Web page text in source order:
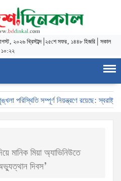
২০২৬ খ্রিস্টাব্দ| ২৫শে সফর, ১৪৪৮ হিজরি| সকাল
১০:২২
পরিস্থিতি সম্পূর্ণ নিয়ন্ত্রণে রয়েছে: স্বরাষ্ট্রমন্ত্রী
মানিক মিয়া অ্যাভিনিউতে
দিবস’